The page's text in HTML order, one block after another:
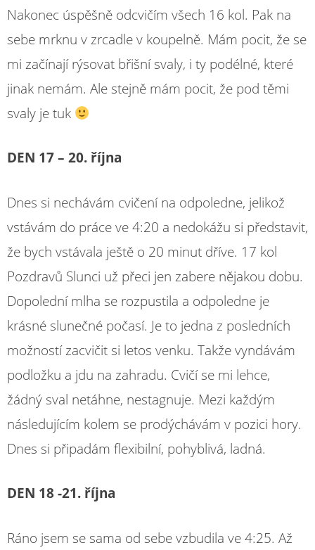
Nakonec úspěšně odcvičím všech 16 kol. Pak na
sebe mrknu v zrcadle v koupelně. Mám pocit, že se
mi začínají rýsovat břišní svaly, i ty podélné, které
jinak nemám. Ale stejně mám pocit, že pod těmi
svaly je tuk
DEN 17 – 20. října
Dnes si nechávám cvičení na odpoledne, jelikož
vstávám do práce ve 4:20 a nedokážu si představit,
že bych vstávala ještě o 20 minut dříve. 17 kol
Pozdravů Slunci už přeci jen zabere nějakou dobu.
Dopolední mlha se rozpustila a odpoledne je
krásné slunečné počasí. Je to jedna z posledních
možností zacvičit si letos venku. Takže vyndávám
podložku a jdu na zahradu. Cvičí se mi lehce,
žádný sval netáhne, nestagnuje. Mezi každým
následujícím kolem se prodýchávám v pozici hory.
Dnes si připadám flexibilní, pohyblivá, ladná.
DEN 18 -21. října
Ráno jsem se sama od sebe vzbudila ve 4:25. Až